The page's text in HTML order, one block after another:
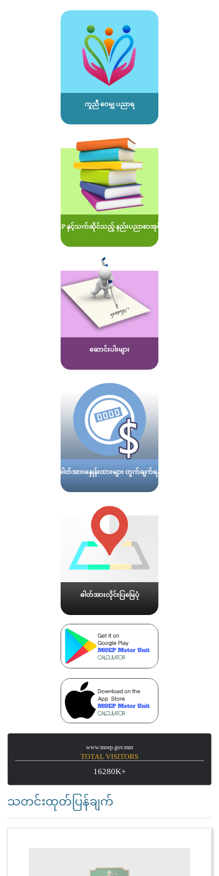
ကူညီ ဝေမျှ ပညာရ
MOEP နှင့်သက်ဆိုင်သည့် နည်းပညာစာအုပ်များ
ဆောင်းပါးများ
ဓါတ်အားခနှုန်းထားများ တွက်ချက်ရန်
ဓါတ်အားလိုင်းပြမြေပုံ
www.moep.gov.mm
TOTAL VISITORS
16280K+
သတင်းထုတ်ပြန်ချက်